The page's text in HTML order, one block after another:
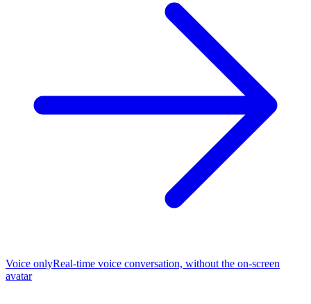
Voice onlyReal-time voice conversation, without the on-screen
avatar